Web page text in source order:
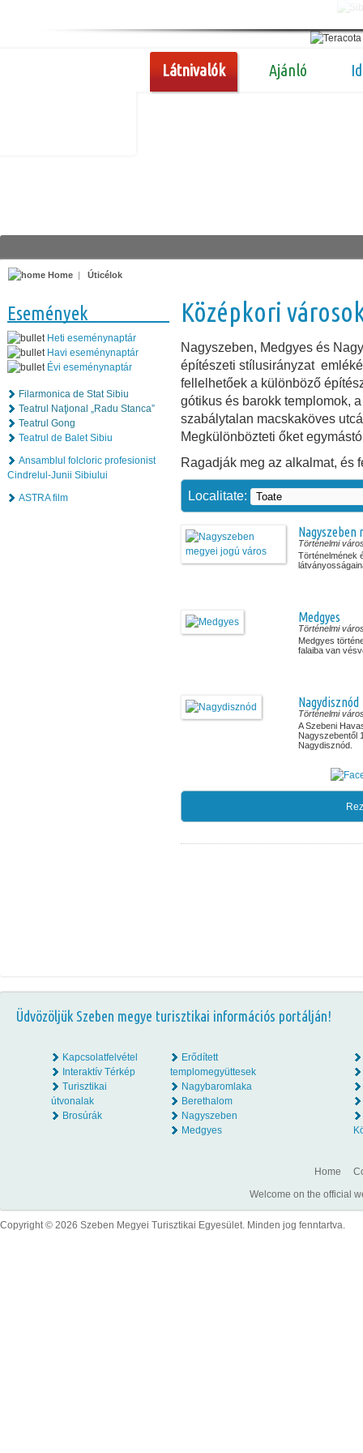
Látnivalók Ajánló
Home | Úticélok
Események
Heti eseménynaptár
Havi eseménynaptár
Évi eseménynaptár
Filarmonica de Stat Sibiu
Teatrul Naţional „Radu Stanca”
Teatrul Gong
Teatrul de Balet Sibiu
Ansamblul folcloric profesionist
Cindrelul-Junii Sibiului
ASTRA film
Középkori
Nagyszeben, Medgyes és
építészeti stílusirányzat
fellelhetőek a különböző
gótikus és barokk templomok,
szabálytalan macskaköves
Megkülönbözteti őket
Ragadják meg az alkalmat, és
Localitate:
Nagyszeben
Történelmi
Történelmének
Medgyes
Történelmi
Medgyes
falaiba van
Nagydisznód
Történelmi
A Szebeni
Nagyszebentől
Nagydisznód.
Üdvözöljük Szeben megye turisztikai információs portálján!
Kapcsolatfelvétel
Interaktív Térkép
Turisztikai
útvonalak
Brosúrák
Erődített
templomegyüttesek
Nagybaromlaka
Berethalom
Nagyszeben
Medgyes
Home
Welcome on the official
Copyright © 2026 Szeben Megyei Turisztikai Egyesület. Minden jog fenntartva.